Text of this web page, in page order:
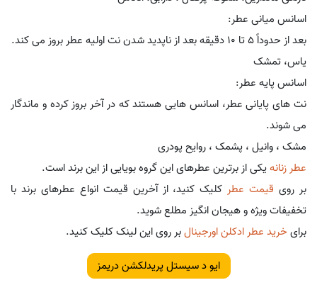
اسانس میانی عطر:
بعد از حدوداً 5 تا 10 دقیقه بعد از ناپدید شدن نت اولیه عطر بروز می کند.
یاس، تمشک
اسانس پایه عطر:
نت های پایانی عطر، اسانس هایی هستند که در آخر بروز کرده و ماندگار
می شوند.
مشک ، وانیل ، پشمک ، روایح پودری
عطر زنانهیکی از برترین عطرهای این گروه بویایی از این برند است.
بر روی قیمت عطر کلیک کنید، از آخرین قیمت انواع عطرهای برند با
تخفیفات ویژه و هیجان انگیز مطلع شوید.
برایخرید عطر ادکلن اورجینالبر روی این لینک کلیک کنید.
ایو د سیستل پریدلکشن دریمز